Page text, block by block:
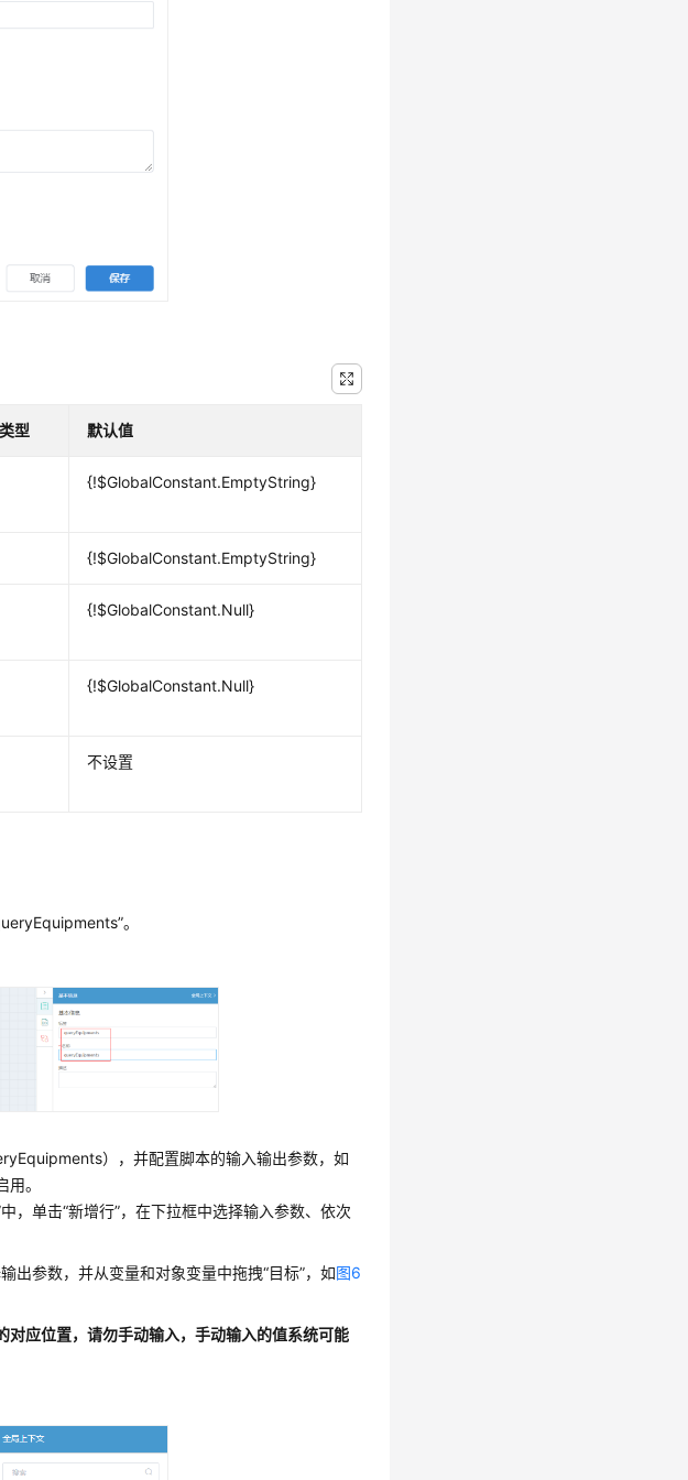
型 默认值
{!$GlobalConstant.EmptyString}
{!$GlobalConstant.EmptyString}
{!$GlobalConstant.Null}
{!$GlobalConstant.Null}
不设置
。
），并配置脚本的输入输出参数，如
。
，单击“新增行”，在下拉框中选择输入参数、依次
出参数，并从变量和对象变量中拖拽“目标”，如图6
应位置，请勿手动输入，手动输入的值系统可能